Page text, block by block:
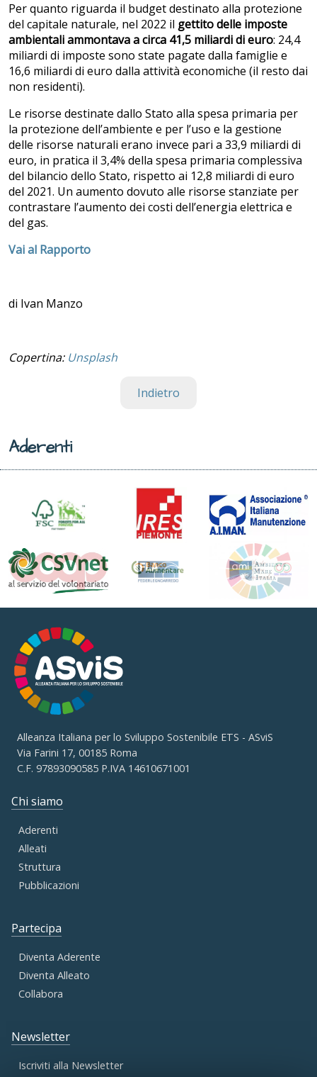
Per quanto riguarda il budget destinato alla protezione
del capitale naturale, nel 2022 il gettito delle imposte
ambientali ammontava a circa 41,5 miliardi di euro: 24,4
miliardi di imposte sono state pagate dalla famiglie e
16,6 miliardi di euro dalla attività economiche (il resto dai
non residenti).
Le risorse destinate dallo Stato alla spesa primaria per
la protezione dell’ambiente e per l’uso e la gestione
delle risorse naturali erano invece pari a 33,9 miliardi di
euro, in pratica il 3,4% della spesa primaria complessiva
del bilancio dello Stato, rispetto ai 12,8 miliardi di euro
del 2021. Un aumento dovuto alle risorse stanziate per
contrastare l’aumento dei costi dell’energia elettrica e
del gas.
Vai al Rapporto
di Ivan Manzo
Copertina: Unsplash
Indietro
Aderenti
Alleanza Italiana per lo Sviluppo Sostenibile ETS - ASviS
Via Farini 17, 00185 Roma
C.F. 97893090585 P.IVA 14610671001
Chi siamo
Aderenti
Alleati
Struttura
Pubblicazioni
Partecipa
Diventa Aderente
Diventa Alleato
Collabora
Newsletter
Iscriviti alla Newsletter